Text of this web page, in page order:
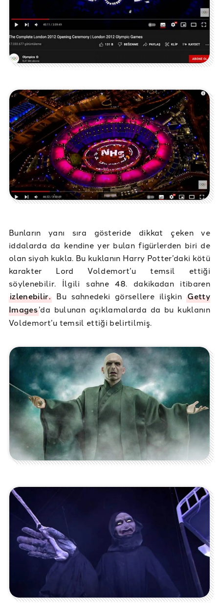
Bunların yanı sıra gösteride dikkat çeken ve
iddalarda da kendine yer bulan figürlerden biri de
olan siyah kukla. Bu kuklanın Harry Potter’daki kötü
karakter Lord Voldemort’u temsil ettiği
söylenebilir. İlgili sahne 48. dakikadan itibaren
izlenebilir.Bu sahnedeki görsellere ilişkinGetty
Images’da bulunan açıklamalarda da bu kuklanın
Voldemort’u temsil ettiği belirtilmiş.